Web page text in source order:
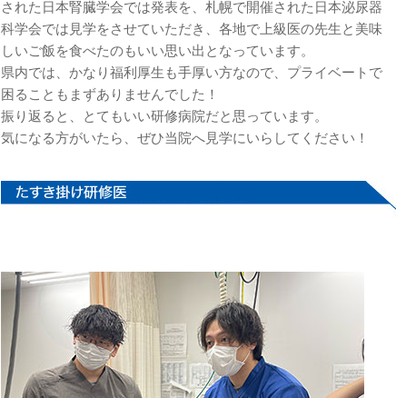
された日本腎臓学会では発表を、札幌で開催された日本泌尿器
科学会では見学をさせていただき、各地で上級医の先生と美味
しいご飯を食べたのもいい思い出となっています。
県内では、かなり福利厚生も手厚い方なので、プライベートで
困ることもまずありませんでした！
振り返ると、とてもいい研修病院だと思っています。
気になる方がいたら、ぜひ当院へ見学にいらしてください！